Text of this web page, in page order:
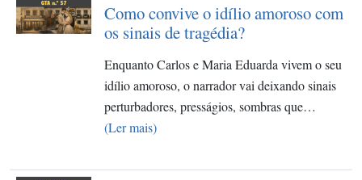
Como convive o idílio amoroso com
os sinais de tragédia?
Enquanto Carlos e Maria Eduarda vivem o seu
idílio amoroso, o narrador vai deixando sinais
perturbadores, presságios, sombras que…
(Ler mais)